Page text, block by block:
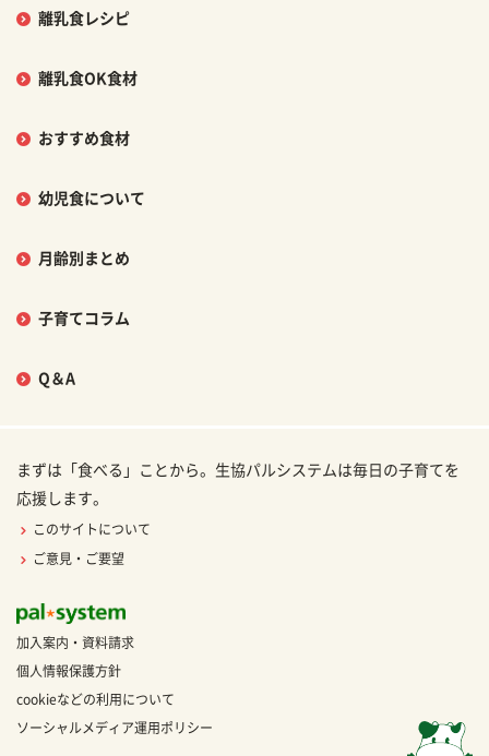
離乳食レシピ
離乳食OK食材
おすすめ食材
幼児食について
月齢別まとめ
子育てコラム
Q＆A
まずは「食べる」ことから。生協パルシステムは毎日の子育てを
応援します。
このサイトについて
ご意見・ご要望
加入案内・資料請求
個人情報保護方針
cookieなどの利用について
ソーシャルメディア運用ポリシー